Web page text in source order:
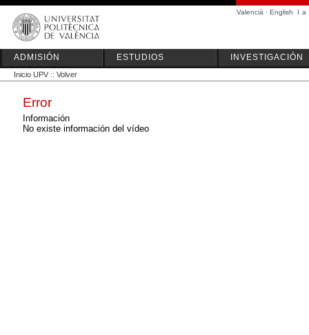
Valencià · English I a
ADMISIÓN ESTUDIOS INVESTIGACIÓN
Inicio UPV :: Volver
Error
Información
No existe información del vídeo